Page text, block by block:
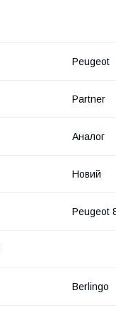
Peugeot
Partner
Аналог
Новий
Peugeot
Berlingo